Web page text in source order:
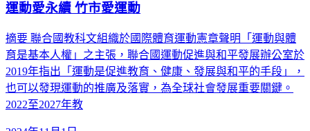
運動愛永續 竹市愛運動
摘要 聯合國教科文組織於國際體育運動憲章聲明「運動與體
育是基本人權」之主張，聯合國運動促進與和平發展辦公室於
2019年指出「運動是促進教育、健康、發展與和平的手段」，
也可以發現運動的推廣及落實，為全球社會發展重要關鍵。
2022至2027年教